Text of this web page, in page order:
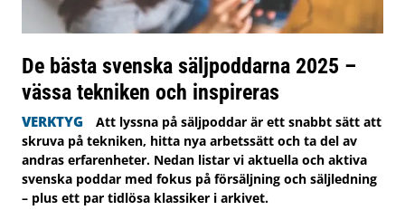
De bästa svenska säljpoddarna 2025 –
vässa tekniken och inspireras
VERKTYG
Att lyssna på säljpoddar är ett snabbt sätt att
skruva på tekniken, hitta nya arbetssätt och ta del av
andras erfarenheter. Nedan listar vi aktuella och aktiva
svenska poddar med fokus på försäljning och säljledning
– plus ett par tidlösa klassiker i arkivet.